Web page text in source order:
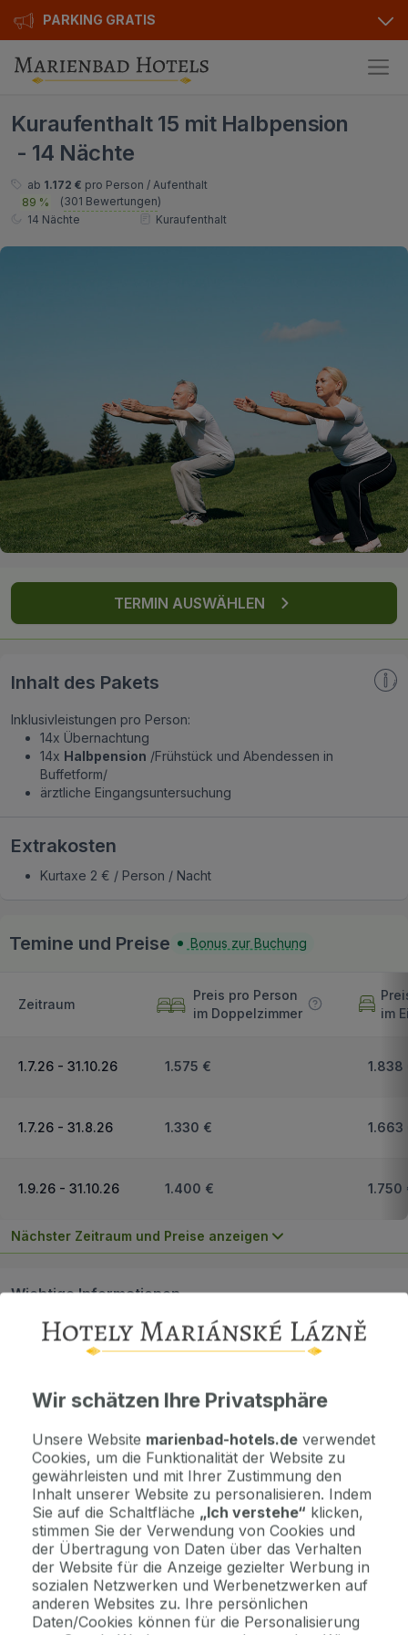
PARKING GRATIS
Hotels
Alle Hotels
Kurhotels
Golfhotels
Ensana Hotels
Angebote
Geschenkgutscheine
Bonusse
Sonderangebot
Kuraufenthalt 15 mit Halbpension
- 14 Nächte
ab 1.172 € pro Person / Aufenthalt
89 %
(301 Bewertungen)
14 Nächte
Kuraufenthalt
TERMIN AUSWÄHLEN
Inhalt des Pakets
Inklusivleistungen pro Person:
14x Übernachtung
14x Halbpension /Frühstück und Abendessen in
Buffetform/
ärztliche Eingangsuntersuchung
Extrakosten
Kurtaxe 2 € / Person / Nacht
Temine und Preise Bonus zur Buchung
Zeitraum
Preis pro Person
im Doppelzimmer
im
1.7.26 - 31.10.26 1.575 € 1.838
1.7.26 - 31.8.26 1.330 € 1.663
1.9.26 - 31.10.26 1.400 € 1.750
Nächster Zeitraum und Preise anzeigen
Wichtige Informationen
Kontaktdaten. Unterkunftsbedingungen und andere...
Machen Sie Freude mit einem Geschenkvoucher
Jetzt bezahlen Sie gar nichts.
Die Zahlungsmodalitäten erhalten Sie zusammen mit dem Angebot
per E-Mail.
Hinweis
Kulturprogramm 1.6.-15.9.2026 / je nach Wetterlage /
Wir schätzen Ihre Privatsphäre
Unsere Website marienbad-hotels.de verwendet
Cookies, um die Funktionalität der Website zu
gewährleisten und mit Ihrer Zustimmung den
Inhalt unserer Website zu personalisieren. Indem
Sie auf die Schaltfläche „Ich verstehe“ klicken,
stimmen Sie der Verwendung von Cookies und
der Übertragung von Daten über das Verhalten
der Website für die Anzeige gezielter Werbung in
sozialen Netzwerken und Werbenetzwerken auf
anderen Websites zu. Ihre persönlichen
Daten/Cookies können für die Personalisierung